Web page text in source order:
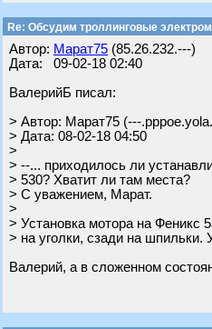
Re: Обсудим троллинговые
Автор: Марат75 (85.26.232.---)
Дата: 09-02-18 02:40
ВалерийБ писал:
> Автор: Марат75 (---
> Дата: 08-02-18 04:50
>
> --... приходилось ли
> 530? Хватит ли там места?
> С уважением, Марат.
>
> Установка мотора на Феникс
> на уголки, сзади на шпильки.
Валерий, а в сложенном